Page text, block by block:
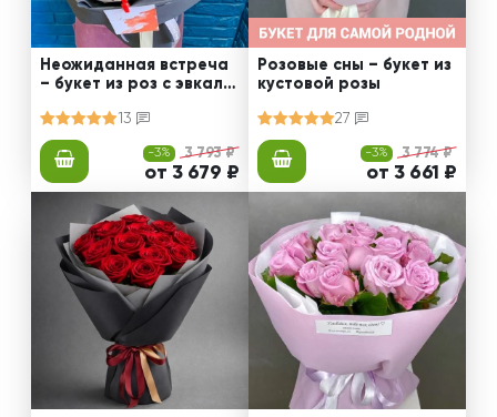
Неожиданная встреча
– букет из роз с эвкали
13
-3% 3 793 ₽
от 3 679 ₽
Розовые сны – букет из
кустовой розы
27
-3% 3 774 ₽
от 3 661 ₽